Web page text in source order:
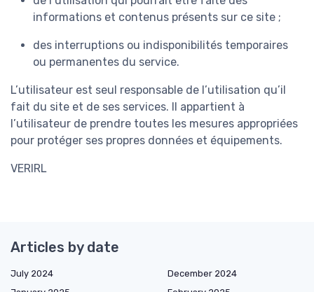
informations et contenus présents sur ce site ;
des interruptions ou indisponibilités temporaires
ou permanentes du service.
L’utilisateur est seul responsable de l’utilisation qu’il
fait du site et de ses services. Il appartient à
l’utilisateur de prendre toutes les mesures appropriées
pour protéger ses propres données et équipements.
VERIRL
Articles by date
July 2024
December 2024